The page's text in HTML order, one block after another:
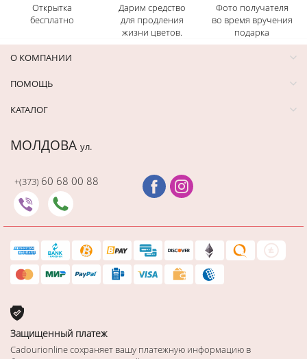
Открытка
бесплатно
Дарим средство
для продления
жизни цветов.
Фото получателя
во время вручения
подарка
О КОМПАНИИ
ПОМОЩЬ
КАТАЛОГ
МОЛДОВА ул.
+(373) 60 68 00 88
Защищенный платеж
Cadourionline сохраняет вашу платежную информацию в